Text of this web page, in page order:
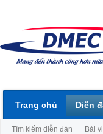
Trang chủ Diễn
Tìm kiếm diễn đàn Bài